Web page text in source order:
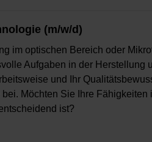
(m/w/d)
im optischen Bereich oder
Aufgaben in der Herstellung
und Ihr
Möchten Sie Ihre Fähigkeiten
ist?